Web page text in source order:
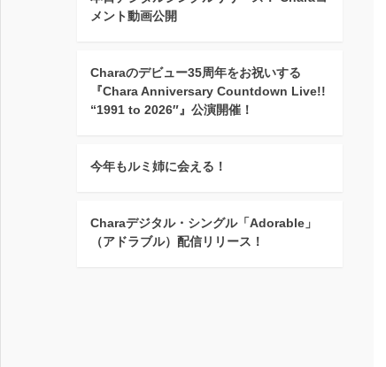
メント動画公開
Charaのデビュー35周年をお祝いする
『Chara Anniversary Countdown Live!!
“1991 to 2026″』公演開催！
今年もルミ姉に会える！
Charaデジタル・シングル「Adorable」
（アドラブル）配信リリース！